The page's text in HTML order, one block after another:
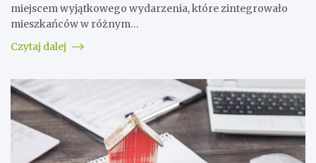
miejscem wyjątkowego wydarzenia, które zintegrowało
mieszkańców w różnym…
Czytaj dalej